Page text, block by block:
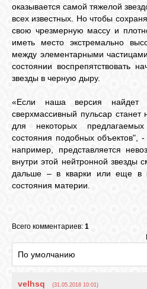
оказывается самой тяжелой
всех известных. Но чтобы
свою чрезмерную массу и
иметь место экстремально
между элементарными
состоянии воспрепятствовать
звезды в черную дыру.
«Если наша версия найдет
сверхмассивный пульсар
для некоторых
состояния подобных объектов", -
например, представляется
внутри этой нейтронной звезды
дальше – в кварки или еще в
состояния материи.
Всего комментариев: 1
velhsq (31.05.2018 10:01)